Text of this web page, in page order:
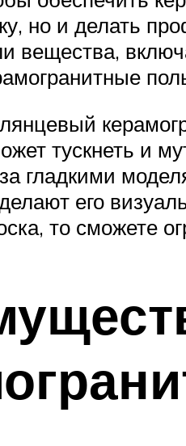
но и делать
вещества,
тускнеть и
гладкими
его
то сможете